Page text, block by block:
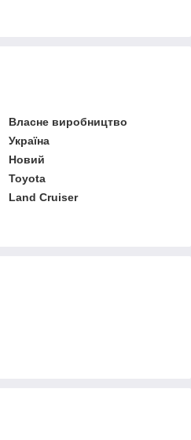
Власне виробництво
Україна
Новий
Toyota
Land Cruiser